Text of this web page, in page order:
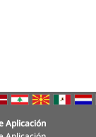
Aplicación